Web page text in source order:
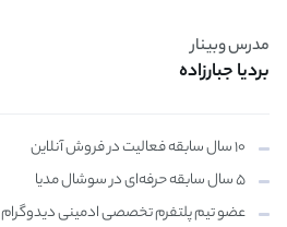
مدرس وبینار
بردیا جبارزاده
۱۰ سال سابقه فعالیت در فروش آنلاین
۵ سال سابقه حرفه‌ای در سوشال مدیا
عضو تیم پلتفرم تخصصی ادمینی دیدوگرام